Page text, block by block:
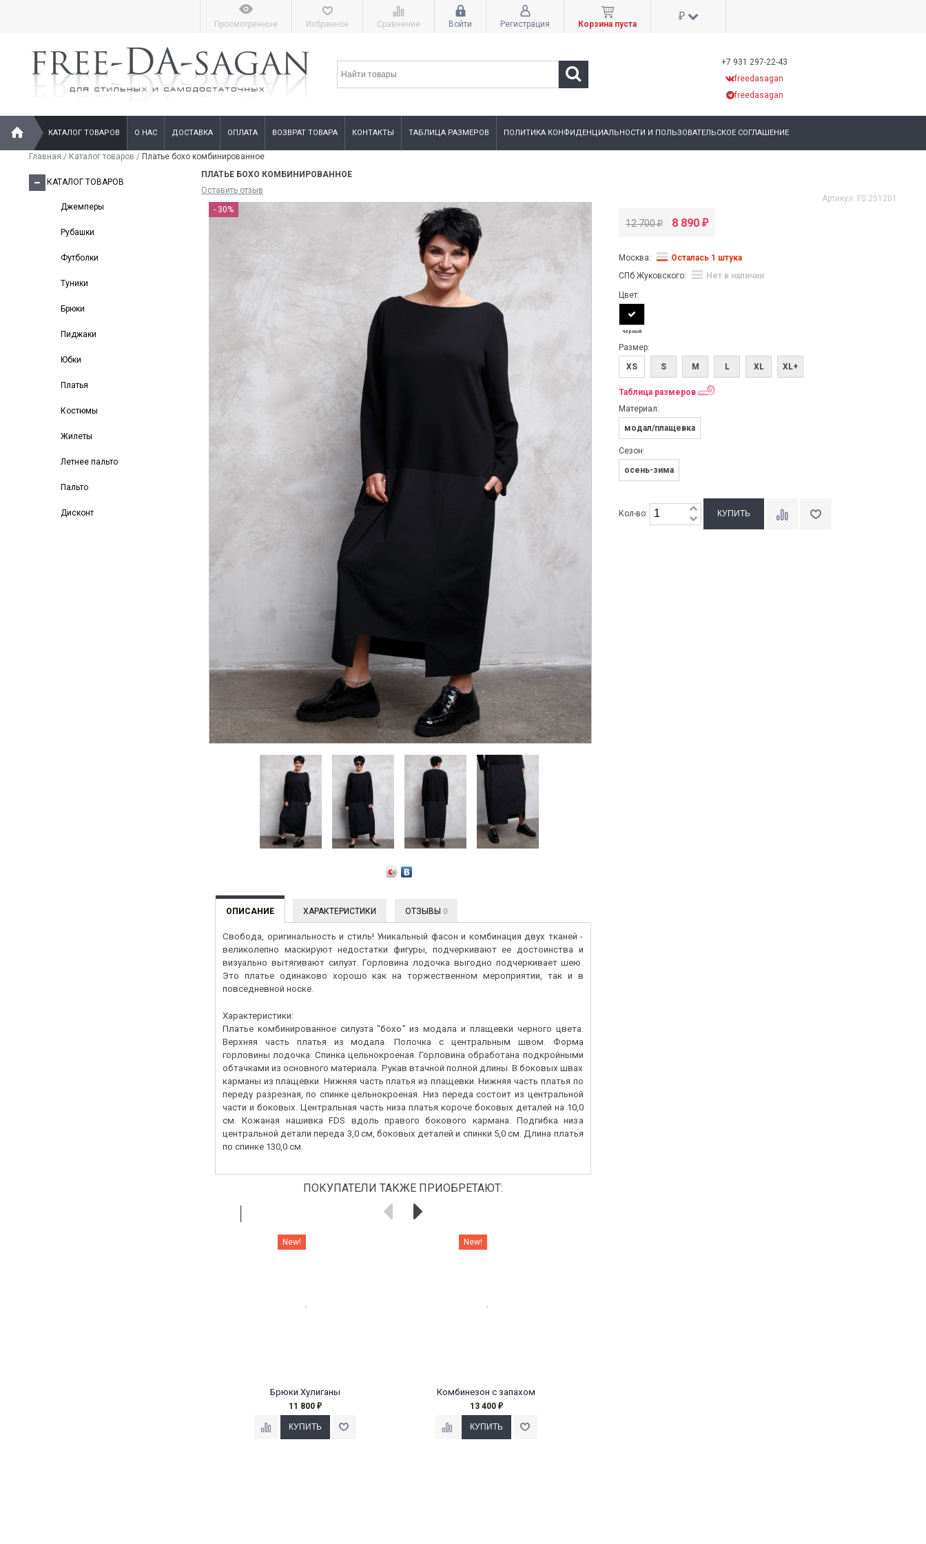
Просмотренные Избранное Сравнение Войти Регистрация Корзина пуста
₽
+7 931 297-22-43
freedasagan
freedasagan
КАТАЛОГ ТОВАРОВ О НАС ДОСТАВКА ОПЛАТА ВОЗВРАТ ТОВАРА КОНТАКТЫ ТАБЛИЦА РАЗМЕРОВ ПОЛИТИКА КОНФИДЕНЦИАЛЬНОСТИ И ПОЛЬЗОВАТЕЛЬСКОЕ СОГЛАШЕНИЕ
Главная / Каталог товаров / Платье бохо комбинированное
КАТАЛОГ ТОВАРОВ
Джемперы
Рубашки
Футболки
Туники
Брюки
Пиджаки
Юбки
Платья
Костюмы
Жилеты
Летнее пальто
Пальто
Дисконт
ПЛАТЬЕ БОХО КОМБИНИРОВАННОЕ
Оставить отзыв
Артикул: FS 251201
- 30%
ОПИСАНИЕ ХАРАКТЕРИСТИКИ ОТЗЫВЫ 0
Свобода, оригинальность и стиль! Уникальный фасон и комбинация двух тканей -
великолепно маскируют недостатки фигуры, подчеркивают ее достоинства и
визуально вытягивают силуэт. Горловина лодочка выгодно подчеркивает шею.
Это платье одинаково хорошо как на торжественном мероприятии, так и в
повседневной носке.
Характеристики:
Платье комбинированное силуэта "бохо" из модала и плащевки черного цвета.
Верхняя часть платья из модала. Полочка с центральным швом. Форма
горловины лодочка. Спинка цельнокроеная. Горловина обработана подкройными
обтачками из основного материала. Рукав втачной полной длины. В боковых швах
карманы из плащевки. Нижняя часть платья из плащевки. Нижняя часть платья по
переду разрезная, по спинке цельнокроеная. Низ переда состоит из центральной
части и боковых. Центральная часть низа платья короче боковых деталей на 10,0
см. Кожаная нашивка FDS вдоль правого бокового кармана. Подгибка низа
центральной детали переда 3,0 см, боковых деталей и спинки 5,0 см. Длина платья
по спинке 130,0 см.
ПОКУПАТЕЛИ ТАКЖЕ ПРИОБРЕТАЮТ:
New!
Брюки Хулиганы
11 800 ₽
New!
Комбинезон с запахом
13 400 ₽
12 700₽ 8 890 ₽
Москва:
Осталась 1 штука
СПб Жуковского:
Нет в наличии
Цвет:
черный
Размер:
XS
S M L XL XL+
Таблица размеров
Материал:
модал/плащевка
Сезон:
осень-зима
Кол-во: